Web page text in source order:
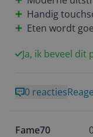
is een fijne
modern uit en
Handig
Eten wordt
Ja, ik beveel dit
0 reacties
Fame70